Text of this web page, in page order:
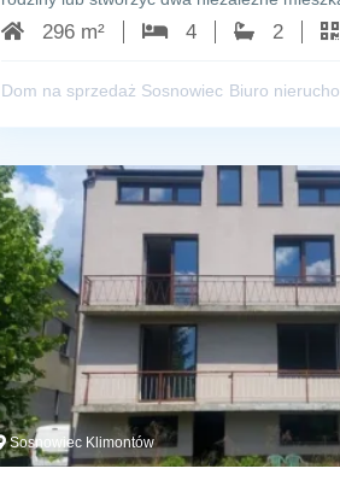
296 m² 4 2
Dom na sprzedaż Sosnowiec Biuro
Sosnowiec Klimontów